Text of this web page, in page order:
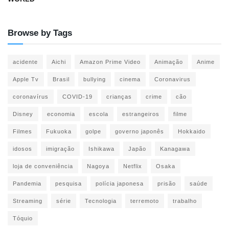
Browse by Tags
acidente Aichi Amazon Prime Video Animação Anime
Apple Tv Brasil bullying cinema Coronavirus
coronavírus COVID-19 crianças crime cão
Disney economia escola estrangeiros filme
Filmes Fukuoka golpe governo japonês Hokkaido
idosos imigração Ishikawa Japão Kanagawa
loja de conveniência Nagoya Netflix Osaka
Pandemia pesquisa polícia japonesa prisão saúde
Streaming série Tecnologia terremoto trabalho
Tóquio